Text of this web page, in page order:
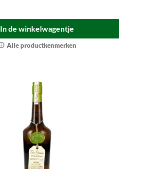
In de winkelwagentje
Alle productkenmerken